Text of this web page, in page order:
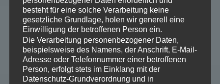
besteht für eine solche Verarbeitung keine
gesetzliche Grundlage, holen wir generell eine
Einwilligung der betroffenen Person ein.
Die Verarbeitung personenbezogener Daten,
beispielsweise des Namens, der Anschrift, E-Mail-
Adresse oder Telefonnummer einer betroffenen
Person, erfolgt stets im Einklang mit der
Datenschutz-Grundverordnung und in